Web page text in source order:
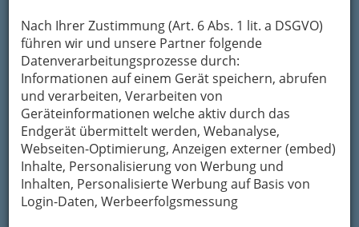
Nach Ihrer Zustimmung (Art. 6 Abs. 1 lit. a DSGVO)
führen wir und unsere Partner folgende
Datenverarbeitungsprozesse durch:
Informationen auf einem Gerät speichern, abrufen
und verarbeiten, Verarbeiten von
Geräteinformationen welche aktiv durch das
Endgerät übermittelt werden, Webanalyse,
Webseiten-Optimierung, Anzeigen externer (embed)
Inhalte, Personalisierung von Werbung und
Inhalten, Personalisierte Werbung auf Basis von
Login-Daten, Werbeerfolgsmessung
Meine Email Adresse
Mein Betreff
Meine Nachricht